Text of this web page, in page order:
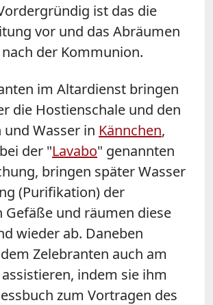
ist das die
vor und das Abräumen
der Kommunion.
im Altardienst bringen
die Hostienschale und den
und Wasser in Kännchen,
der "Lavabo" genannten
bringen später Wasser
(Purifikation) der
Gefäße und räumen diese
wieder ab. Daneben
Zelebranten auch am
indem sie ihm
zum Vortragen des